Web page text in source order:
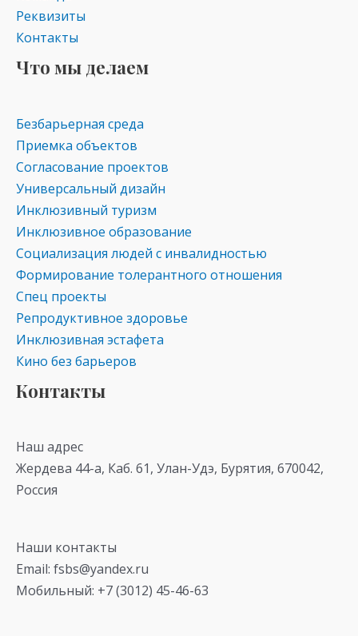
Реквизиты
Контакты
Что мы делаем
Безбарьерная среда
Приемка объектов
Согласование проектов
Универсальный дизайн
Инклюзивный туризм
Инклюзивное образование
Социализация людей с инвалидностью
Формирование толерантного отношения
Спец проекты
Репродуктивное здоровье
Инклюзивная эстафета
Кино без барьеров
Контакты
Наш адрес
Жердева 44-а, Каб. 61, Улан-Удэ, Бурятия, 670042,
Россия
Наши контакты
Email: fsbs@yandex.ru
Мобильный: +7 (3012) 45-46-63